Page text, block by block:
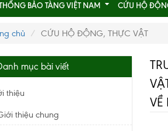
BẢO TÀNG VIỆT NAM CỨU HỘ
chủ CỨU HỘ ĐỘNG, THỰC VẬT
VỀ
mục bài viết
thiệu
thiệu chung